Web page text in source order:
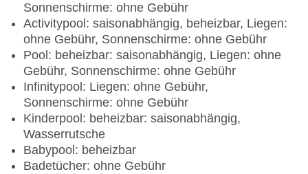
Sonnenschirme: ohne Gebühr
Activitypool: saisonabhängig, beheizbar, Liegen:
ohne Gebühr, Sonnenschirme: ohne Gebühr
Pool: beheizbar: saisonabhängig, Liegen: ohne
Gebühr, Sonnenschirme: ohne Gebühr
Infinitypool: Liegen: ohne Gebühr,
Sonnenschirme: ohne Gebühr
Kinderpool: beheizbar: saisonabhängig,
Wasserrutsche
Babypool: beheizbar
Badetücher: ohne Gebühr